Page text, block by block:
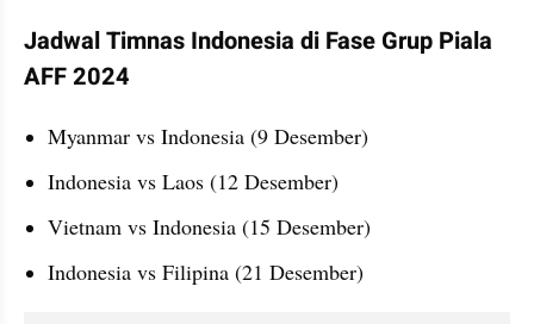
Jadwal Timnas Indonesia di Fase Grup Piala
AFF 2024
Myanmar vs Indonesia (9 Desember)
Indonesia vs Laos (12 Desember)
Vietnam vs Indonesia (15 Desember)
Indonesia vs Filipina (21 Desember)